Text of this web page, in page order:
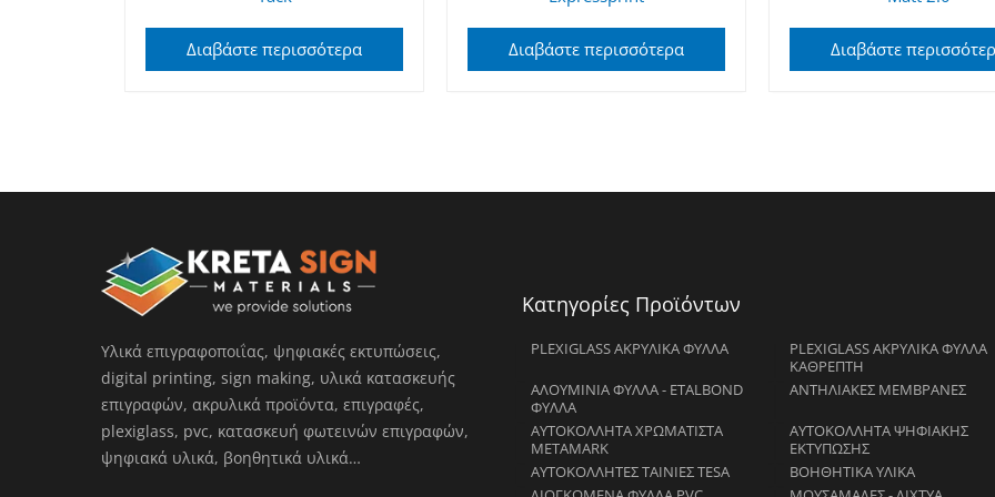
Διαβάστε περισσότερα Διαβάστε περισσότερα Διαβάστε
Υλικά επιγραφοποιΐας, ψηφιακές εκτυπώσεις,
digital printing, sign making, υλικά κατασκευής
επιγραφών, ακρυλικά προϊόντα, επιγραφές,
plexiglass, pvc, κατασκευή φωτεινών επιγραφών,
ψηφιακά υλικά, βοηθητικά υλικά…
Κατηγορίες Προϊόντων
PLEXIGLASS ΑΚΡΥΛΙΚΑ ΦΥΛΛΑ
PLEXIGLASS ΑΚΡΥΛΙΚΑ ΦΥΛΛΑ
ΚΑΘΡΕΠΤΗ
ΑΛΟΥΜΙΝΙΑ ΦΥΛΛΑ - ETALBOND
ΦΥΛΛΑ
ΑΝΤΗΛΙΑΚΕΣ ΜΕΜΒΡΑΝΕΣ
ΑΥΤΟΚΟΛΛΗΤΑ ΧΡΩΜΑΤΙΣΤΑ
METAMARK
ΑΥΤΟΚΟΛΛΗΤΑ ΨΗΦΙΑΚΗΣ
ΕΚΤΥΠΩΣΗΣ
ΑΥΤΟΚΟΛΛΗΤΕΣ ΤΑΙΝΙΕΣ TESA
ΒΟΗΘΗΤΙΚΑ ΥΛΙΚΑ